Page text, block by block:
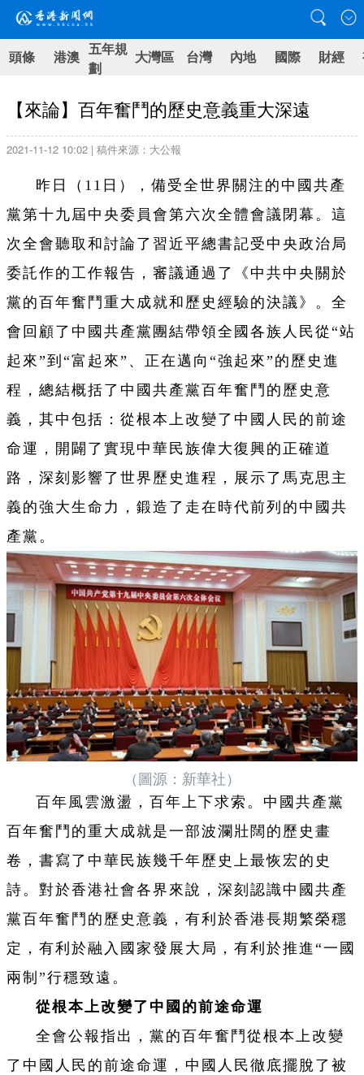
頭條 港澳 五年規
劃
大灣區 台灣 內地 國際 財經
【來論】百年奮鬥的歷史意義重大深遠
2021-11-12 10:02 | 稿件來源：大公報
昨日（11日），備受全世界關注的中國共產
黨第十九屆中央委員會第六次全體會議閉幕。這
次全會聽取和討論了習近平總書記受中央政治局
委託作的工作報告，審議通過了《中共中央關於
黨的百年奮鬥重大成就和歷史經驗的決議》。全
會回顧了中國共產黨團結帶領全國各族人民從“站
起來”到“富起來”、正在邁向“強起來”的歷史進
程，總結概括了中國共產黨百年奮鬥的歷史意
義，其中包括：從根本上改變了中國人民的前途
命運，開闢了實現中華民族偉大復興的正確道
路，深刻影響了世界歷史進程，展示了馬克思主
義的強大生命力，鍛造了走在時代前列的中國共
產黨。
（圖源：新華社）
百年風雲激盪，百年上下求索。中國共產黨
百年奮鬥的重大成就是一部波瀾壯闊的歷史畫
卷，書寫了中華民族幾千年歷史上最恢宏的史
詩。對於香港社會各界來說，深刻認識中國共產
黨百年奮鬥的歷史意義，有利於香港長期繁榮穩
定，有利於融入國家發展大局，有利於推進“一國
兩制”行穩致遠。
從根本上改變了中國的前途命運
全會公報指出，黨的百年奮鬥從根本上改變
了中國人民的前途命運，中國人民徹底擺脫了被